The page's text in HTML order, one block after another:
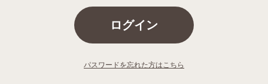
ログイン
パスワードを忘れた方はこちら